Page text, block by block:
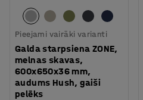
Pieejami vairāki varianti
Galda starpsiena ZONE,
melnas skavas,
600x650x36 mm,
audums Hush, gaiši
pelēks